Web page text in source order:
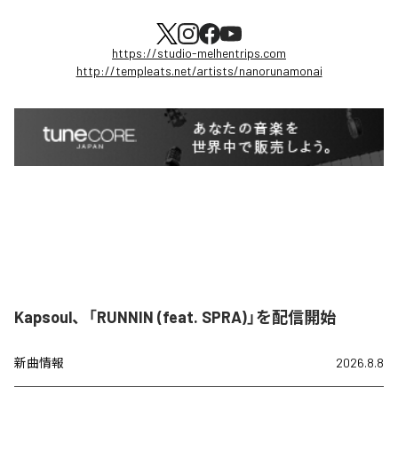
https://studio-melhentrips.com
http://templeats.net/artists/nanorunamonai
Kapsoul、「RUNNIN (feat. SPRA)」を配信開始
新曲情報 2026.8.8